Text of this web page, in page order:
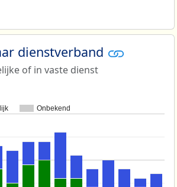
dienstverband
of in vaste dienst
Onbekend